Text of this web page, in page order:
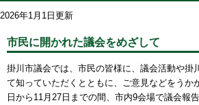
2026年1月1日更新
市民に開かれた議会をめざして
掛川市議会では、市民の皆様に、議会活動や掛
て知っていただくとともに、ご意見などをうか
日から11月27日までの間、市内9会場で議会報